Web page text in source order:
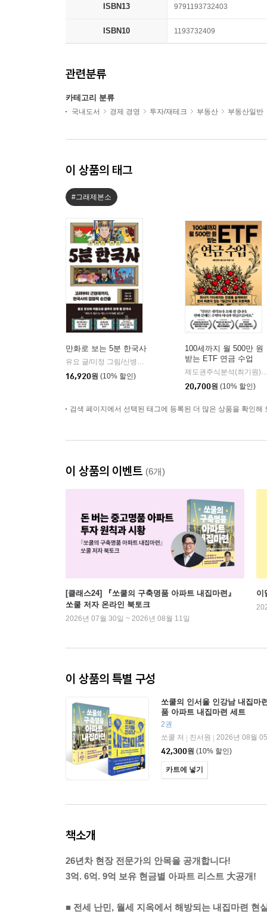
ISBN13 9791193732403
ISBN10 1193732409
관련분류
카테고리 분류
국내도서 경제 경영 투자/재테크 부동산 부동산일반
이 상품의 태그
#그래제본소
만화로 보는 5분 한국사
유요 글/미정 그림/신병주 감수
빅피시
16,920원 (10% 할인)
100세까지 월 500만 원
받는 ETF 연금 수업
제도권주식분석(
20,700원 (10% 할인)
검색 페이지에서 선택된 태그에 등록된 더 많은 상품을 확인해
이 상품의 이벤트 (6개)
[클래스24] 『쏘쿨의 구축명품 아파트 내집마련』
쏘쿨 저자 온라인 북토크
2026년 07월 30일 ~ 2026년 08월 11일
이
이 상품의 특별 구성
쏘쿨의 인서울 인강남 내집마
품 아파트 내집마련 세트
2권
쏘쿨 저
진서원
2026년 08월
42,300원 (10% 할인)
카트에 넣기
책소개
26년차 현장 전문가의 안목을 공개합니다!
3억. 6억. 9억 보유 현금별 아파트 리스트 大공개!
■ 전세 난민, 월세 지옥에서 해방되는 내집마련 현